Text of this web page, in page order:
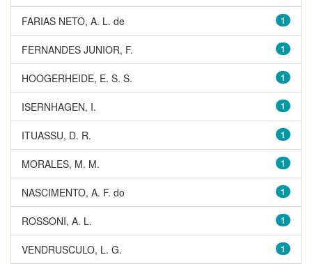
1
FARIAS NETO, A. L. de
1
FERNANDES JUNIOR, F.
1
HOOGERHEIDE, E. S. S.
1
ISERNHAGEN, I.
1
ITUASSU, D. R.
1
MORALES, M. M.
1
NASCIMENTO, A. F. do
1
ROSSONI, A. L.
1
VENDRUSCULO, L. G.